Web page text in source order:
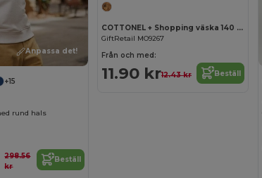
Anpassa det!
+15
rund hals
298.56
kr
Beställ
COTTONEL + Shopping väska 140 gr/m2
GiftRetail MO9267
Från och med:
11.90 kr12.43 kr Beställ